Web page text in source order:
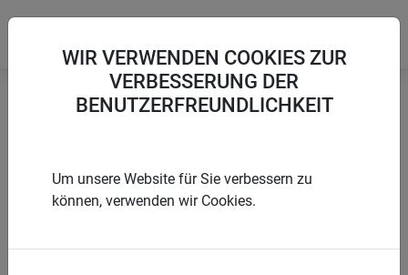
PRODUKTE
WIR VERWENDEN COOKIES ZUR
VERBESSERUNG DER
BENUTZERFREUNDLICHKEIT
Um unsere Website für Sie verbessern zu
können, verwenden wir Cookies.